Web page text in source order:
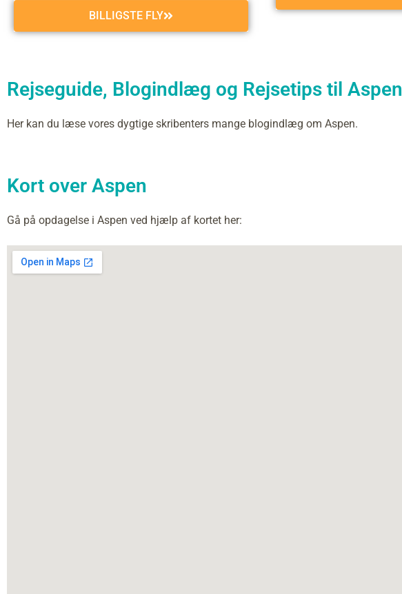
BILLIGSTE FLY
Rejseguide, Blogindlæg og Rejsetips til Aspen
Her kan du læse vores dygtige skribenters mange blogindlæg om Aspen.
Kort over Aspen
Gå på opdagelse i Aspen ved hjælp af kortet her: